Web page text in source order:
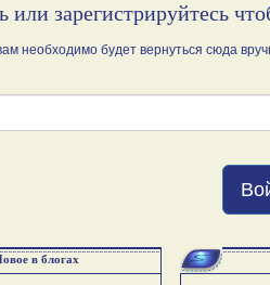
или зарегистрируйтесь
необходимо будет вернуться сюда
в блогах